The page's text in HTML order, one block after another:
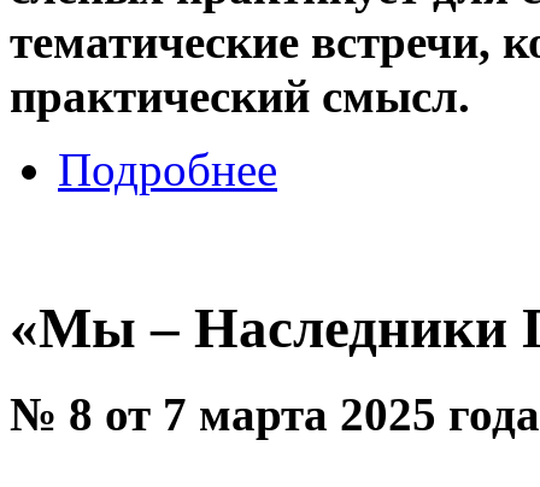
тематические встречи,
практический смысл.
Подробнее
«Мы – Наследники
№ 8 от 7 марта 2025 года